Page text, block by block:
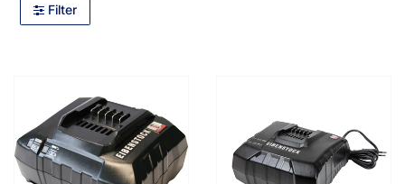
Filter